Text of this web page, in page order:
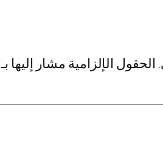
الحقول الإلزامية مشار إليها بـ